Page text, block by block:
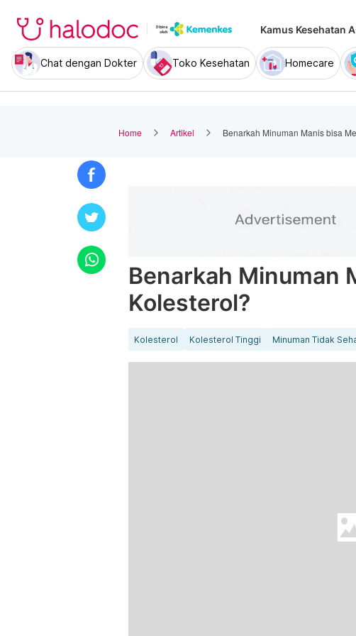
Kamus Kesehatan
Chat dengan Dokter Toko Kesehatan Homecare
Home Artikel Benarkah Minuman Manis bisa
Benarkah Minuman
Kolesterol?
Kolesterol Kolesterol Tinggi Minuman Tidak